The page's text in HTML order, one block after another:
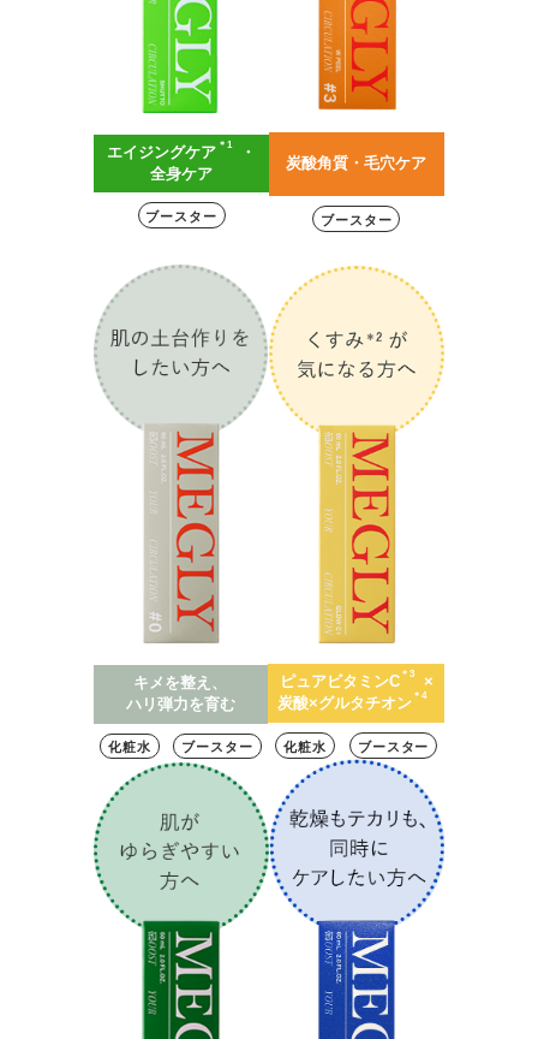
エイジングケア ＊1
・
全身ケア
ブースター
炭酸角質・毛穴ケア
ブースター
キメを整え、
ハリ弾力を育む
化粧水 ブースター
ピュアビタミンC ＊3
×
炭酸×グルタチオン ＊4
化粧水 ブースター